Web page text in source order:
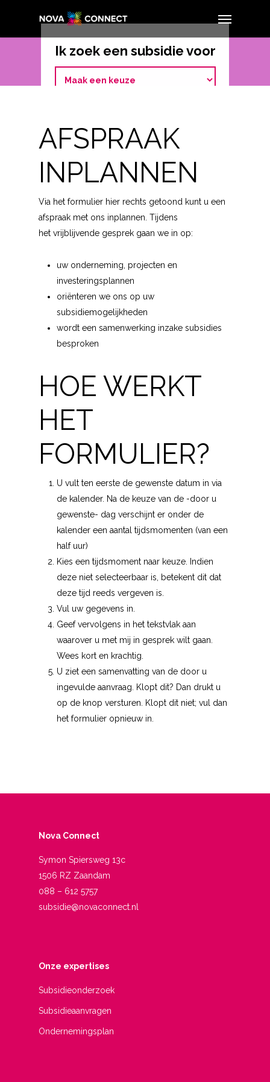
Ik zoek een subsidie voor
AFSPRAAK
INPLANNEN
Via het formulier hier rechts getoond kunt u een
afspraak met ons inplannen. Tijdens
het vrijblijvende gesprek gaan we in op:
uw onderneming, projecten en
investeringsplannen
oriënteren we ons op uw
subsidiemogelijkheden
wordt een samenwerking inzake subsidies
besproken
HOE WERKT
HET
FORMULIER?
U vult ten eerste de gewenste datum in via
de kalender. Na de keuze van de -door u
gewenste- dag verschijnt er onder de
kalender een aantal tijdsmomenten (van een
half uur)
Kies een tijdsmoment naar keuze. Indien
deze niet selecteerbaar is, betekent dit dat
deze tijd reeds vergeven is.
Vul uw gegevens in.
Geef vervolgens in het tekstvlak aan
waarover u met mij in gesprek wilt gaan.
Wees kort en krachtig.
U ziet een samenvatting van de door u
ingevulde aanvraag. Klopt dit? Dan drukt u
op de knop versturen. Klopt dit niet; vul dan
het formulier opnieuw in.
Nova Connect
Symon Spiersweg 13c
1506 RZ Zaandam
088 – 612 5757
subsidie@novaconnect.nl
Onze expertises
Subsidieonderzoek
Subsidieaanvragen
Ondernemingsplan